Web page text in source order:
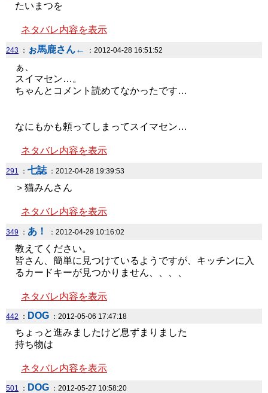
たいまつを
ネタバレ内容を表示
243 ： ぉ馬鹿さん← ：2012-04-28 16:51:52
ぁ、
スイマセン…。
ちゃんとコメント読めてなかったです…
なにもかも頼ってしまってスイマセン…
ネタバレ内容を表示
291 ： 七誌：2012-04-28 19:39:53
＞猫みんさん
ネタバレ内容を表示
349 ： あ！ ：2012-04-29 10:16:02
教えてください。
皆さん、簡単に見つけているようですが、キッチンに入
るカードキーが見つかりません、、、、
ネタバレ内容を表示
442 ： DOG ：2012-05-06 17:47:18
ちょっと進みましたけど息ずまりました
持ち物は
ネタバレ内容を表示
501 ： DOG ：2012-05-27 10:58:20